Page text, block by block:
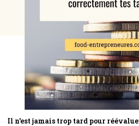
Il n’est jamais trop tard pour